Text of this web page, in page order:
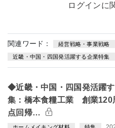
ログインに
関連ワード： 経営戦略・事業戦略
近畿・中国・四国発活躍する企業特集
◆近畿・中国・四国発活躍
集：橋本食糧工業 創業
点回帰…